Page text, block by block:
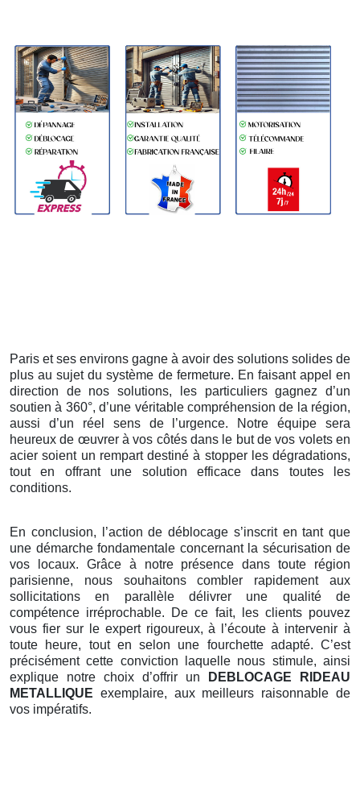
Paris et ses environs gagne à avoir des solutions solides de
plus au sujet du système de fermeture. En faisant appel en
direction de nos solutions, les particuliers gagnez d’un
soutien à 360°, d’une véritable compréhension de la région,
aussi d’un réel sens de l’urgence. Notre équipe sera
heureux de œuvrer à vos côtés dans le but de vos volets en
acier soient un rempart destiné à stopper les dégradations,
tout en offrant une solution efficace dans toutes les
conditions.
En conclusion, l’action de déblocage s’inscrit en tant que
une démarche fondamentale concernant la sécurisation de
vos locaux. Grâce à notre présence dans toute région
parisienne, nous souhaitons combler rapidement aux
sollicitations en parallèle délivrer une qualité de
compétence irréprochable. De ce fait, les clients pouvez
vous fier sur le expert rigoureux, à l’écoute à intervenir à
toute heure, tout en selon une fourchette adapté. C’est
précisément cette conviction laquelle nous stimule, ainsi
explique notre choix d’offrir un
DEBLOCAGE RIDEAU
METALLIQUE exemplaire, aux meilleurs raisonnable de
vos impératifs.